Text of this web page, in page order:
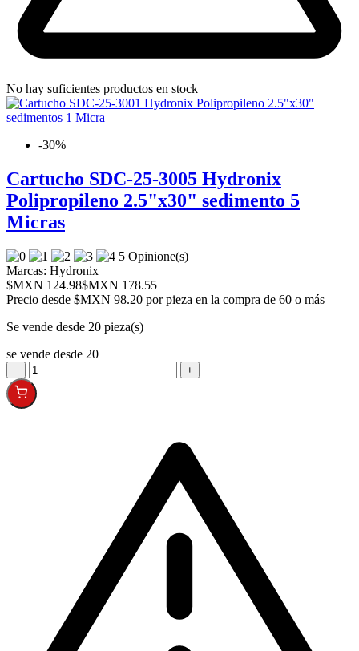
No hay suficientes productos en stock
-30%
Cartucho SDC-25-3005 Hydronix
Polipropileno 2.5"x30" sedimento 5
Micras
5 Opinione(s)
Marcas: Hydronix
$MXN 124.98$MXN 178.55
Precio desde $MXN 98.20 por pieza en la compra de 60 o más
Se vende desde 20 pieza(s)
se vende desde 20
− +